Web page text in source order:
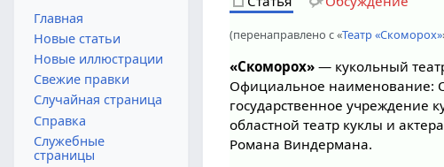
(перенаправлено с «Театр «Скоморох»
«Скоморох» — кукольный
Официальное наименование:
государственное учреждение
областной театр куклы и
Романа Виндермана.
Главная
Новые статьи
Новые иллюстрации
Свежие правки
Случайная страница
Справка
Служебные
страницы